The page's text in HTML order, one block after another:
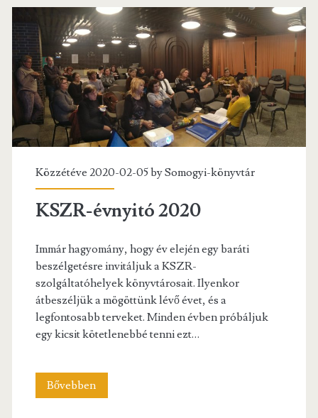
Közzétéve 2020-02-05 bySomogyi-könyvtár
KSZR-évnyitó 2020
Immár hagyomány, hogy év elején egy baráti
beszélgetésre invitáljuk a KSZR-
szolgáltatóhelyek könyvtárosait. Ilyenkor
átbeszéljük a mögöttünk lévő évet, és a
legfontosabb terveket. Minden évben próbáljuk
egy kicsit kötetlenebbé tenni ezt…
BővebbenKSZR-